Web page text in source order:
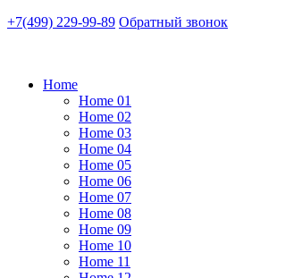
+7(499) 229-99-89 Обратный звонок
Home
Home 01
Home 02
Home 03
Home 04
Home 05
Home 06
Home 07
Home 08
Home 09
Home 10
Home 11